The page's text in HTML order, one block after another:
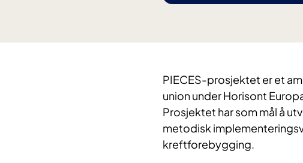
PIECES-prosjektet er et
union under Horisont
Prosjektet har som mål å
metodisk
kreftforebygging.